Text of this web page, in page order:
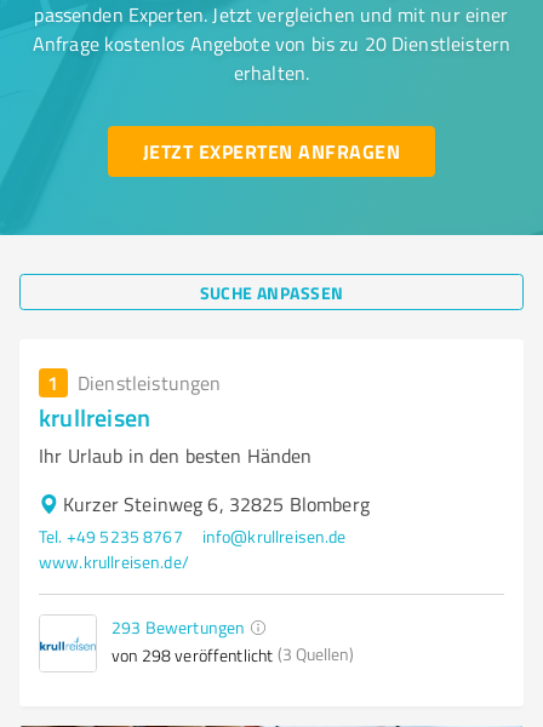
passenden Experten. Jetzt vergleichen und mit nur einer
Anfrage kostenlos Angebote von bis zu 20 Dienstleistern
erhalten.
JETZT EXPERTEN ANFRAGEN
SUCHE ANPASSEN
1 Dienstleistungen
krullreisen
Ihr Urlaub in den besten Händen
Kurzer Steinweg 6, 32825 Blomberg
Tel. +49 5235 8767
info@krullreisen.de
www.krullreisen.de/
293 Bewertungen
von 298 veröffentlicht (3 Quellen)